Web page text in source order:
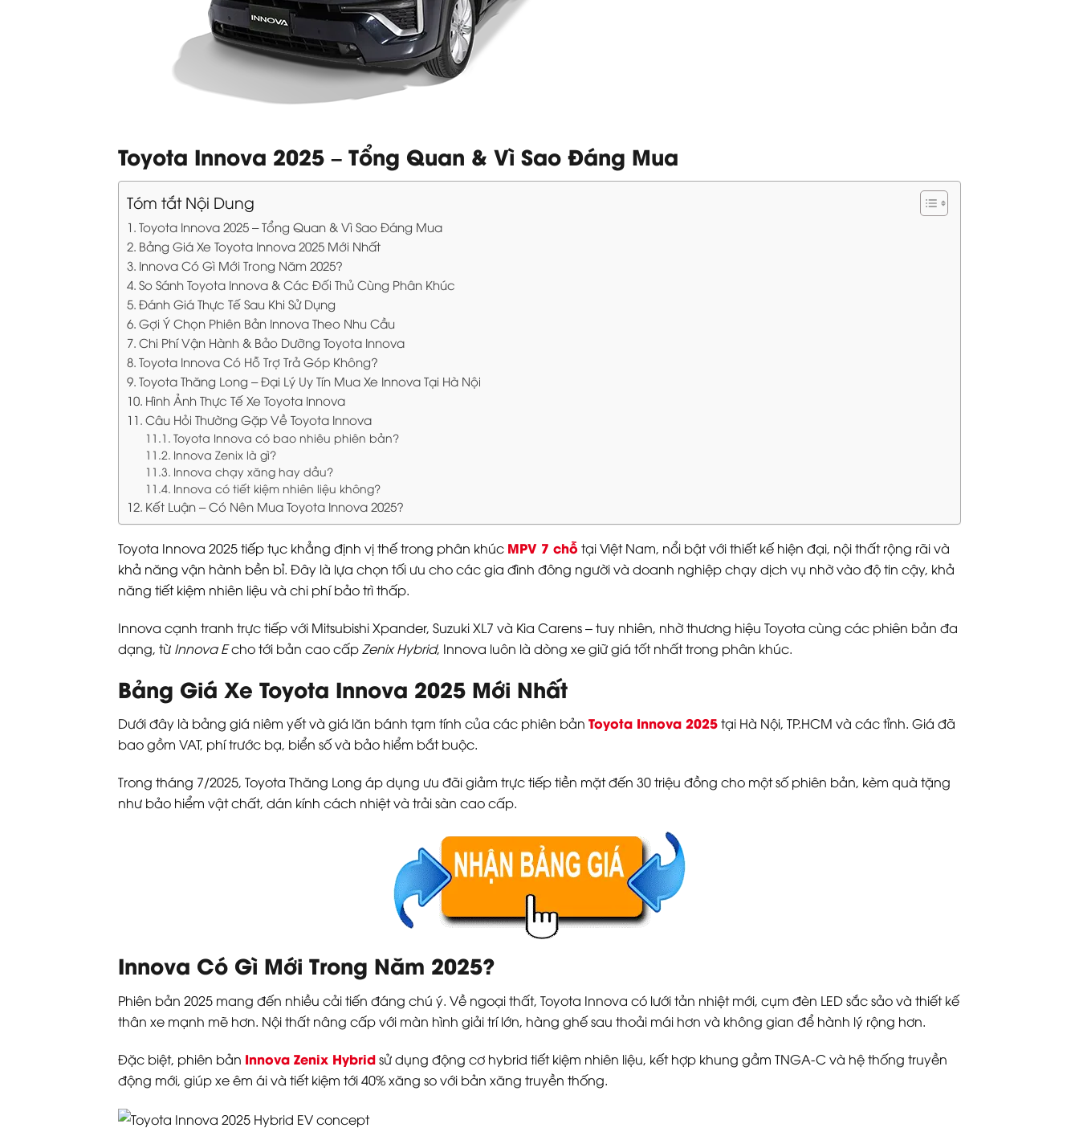
Toyota Innova 2025 – Tổng Quan & Vì Sao Đáng Mua
Tóm tắt Nội Dung
Toyota Innova 2025 – Tổng Quan & Vì Sao Đáng Mua
Bảng Giá Xe Toyota Innova 2025 Mới Nhất
Innova Có Gì Mới Trong Năm 2025?
So Sánh Toyota Innova & Các Đối Thủ Cùng Phân Khúc
Đánh Giá Thực Tế Sau Khi Sử Dụng
Gợi Ý Chọn Phiên Bản Innova Theo Nhu Cầu
Chi Phí Vận Hành & Bảo Dưỡng Toyota Innova
Toyota Innova Có Hỗ Trợ Trả Góp Không?
Toyota Thăng Long – Đại Lý Uy Tín Mua Xe Innova Tại Hà Nội
Hình Ảnh Thực Tế Xe Toyota Innova
Câu Hỏi Thường Gặp Về Toyota Innova
Toyota Innova có bao nhiêu phiên bản?
Innova Zenix là gì?
Innova chạy xăng hay dầu?
Innova có tiết kiệm nhiên liệu không?
Kết Luận – Có Nên Mua Toyota Innova 2025?
Toyota Innova 2025 tiếp tục khẳng định vị thế trong phân khúc MPV 7 chỗ tại Việt Nam, nổi bật với thiết kế hiện đại, nội thất rộng rãi và
khả năng vận hành bền bỉ. Đây là lựa chọn tối ưu cho các gia đình đông người và doanh nghiệp chạy dịch vụ nhờ vào độ tin cậy, khả
năng tiết kiệm nhiên liệu và chi phí bảo trì thấp.
Innova cạnh tranh trực tiếp với Mitsubishi Xpander, Suzuki XL7 và Kia Carens – tuy nhiên, nhờ thương hiệu Toyota cùng các phiên bản đa
dạng, từ Innova Echo tới bản cao cấpZenix Hybrid, Innova luôn là dòng xe giữ giá tốt nhất trong phân khúc.
Bảng Giá Xe Toyota Innova 2025 Mới Nhất
Dưới đây là bảng giá niêm yết và giá lăn bánh tạm tính của các phiên bản Toyota Innova 2025tại Hà Nội, TP.HCM và các tỉnh. Giá đã
bao gồm VAT, phí trước bạ, biển số và bảo hiểm bắt buộc.
Trong tháng 7/2025, Toyota Thăng Long áp dụng ưu đãi giảm trực tiếp tiền mặt đến 30 triệu đồng cho một số phiên bản, kèm quà tặng
như bảo hiểm vật chất, dán kính cách nhiệt và trải sàn cao cấp.
Innova Có Gì Mới Trong Năm 2025?
Phiên bản 2025 mang đến nhiều cải tiến đáng chú ý. Về ngoại thất, Toyota Innova có lưới tản nhiệt mới, cụm đèn LED sắc sảo và thiết kế
thân xe mạnh mẽ hơn. Nội thất nâng cấp với màn hình giải trí lớn, hàng ghế sau thoải mái hơn và không gian để hành lý rộng hơn.
Đặc biệt, phiên bản Innova Zenix Hybridsử dụng động cơ hybrid tiết kiệm nhiên liệu, kết hợp khung gầm TNGA-C và hệ thống truyền
động mới, giúp xe êm ái và tiết kiệm tới 40% xăng so với bản xăng truyền thống.